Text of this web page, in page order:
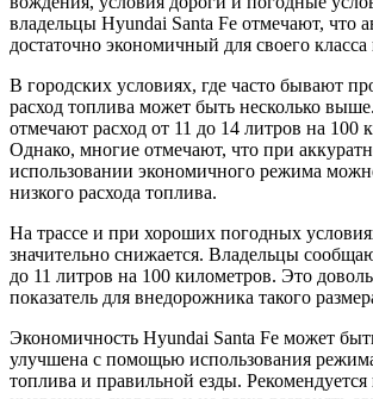
владельцы Hyundai Santa Fe отмечают, что
достаточно экономичный для своего класса
В городских условиях, где часто бывают
расход топлива может быть несколько
отмечают расход от 11 до 14 литров на 100
Однако, многие отмечают, что при
использовании экономичного режима
низкого расхода топлива.
На трассе и при хороших погодных
значительно снижается. Владельцы
до 11 литров на 100 километров. Это
показатель для внедорожника такого
Экономичность Hyundai Santa Fe может
улучшена с помощью использования
топлива и правильной езды.